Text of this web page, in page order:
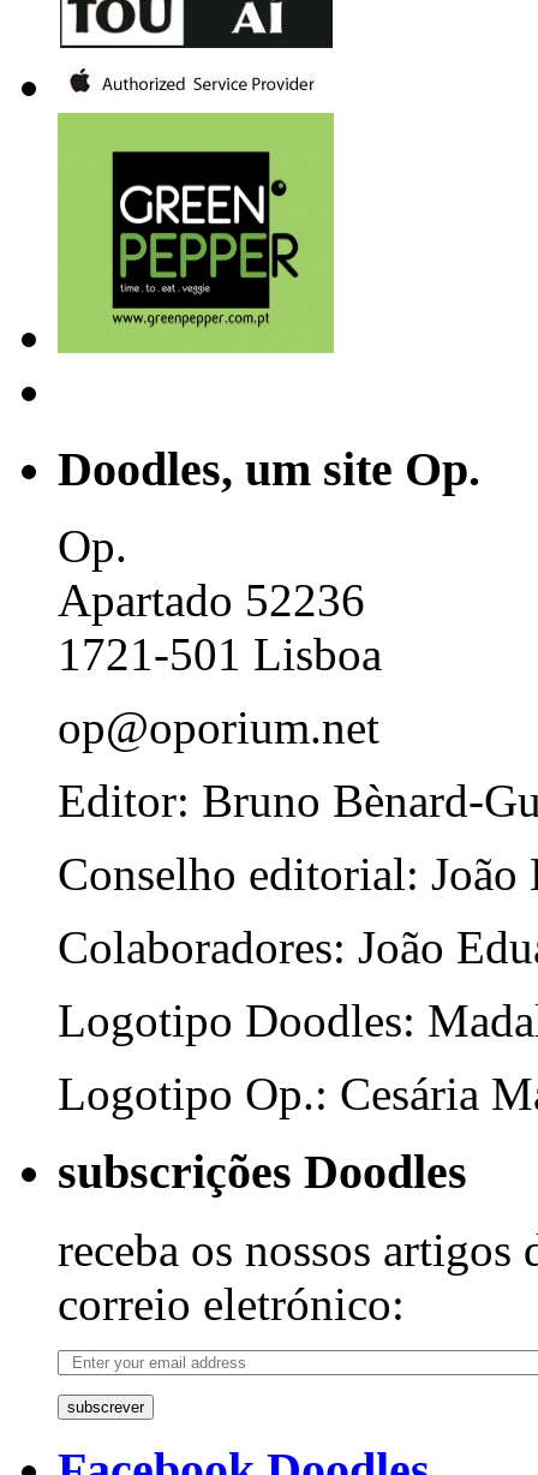
Doodles, um site Op.
Op.
Apartado 52236
1721-501 Lisboa
op@oporium.net
Editor: Bruno Bènard-
Conselho editorial: João
Colaboradores: João
Logotipo Doodles:
Logotipo Op.: Cesária
subscrições Doodles
receba os nossos artigos
correio eletrónico:
subscrever